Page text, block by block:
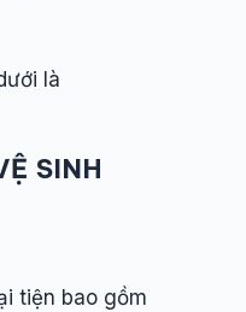
là
SINH
tiện bao gồm